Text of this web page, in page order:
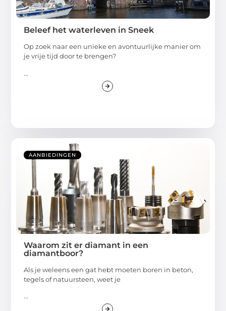
Beleef het waterleven in Sneek
Op zoek naar een unieke en avontuurlijke manier om
je vrije tijd door te brengen?
...
AANBIEDINGEN
Waarom zit er diamant in een
diamantboor?
Als je weleens een gat hebt moeten boren in beton,
tegels of natuursteen, weet je
...